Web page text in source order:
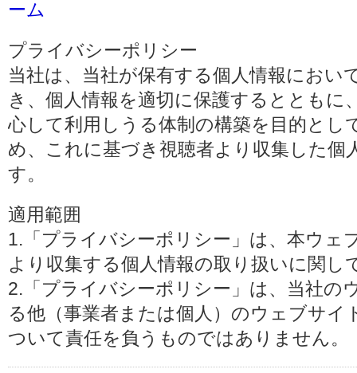
ーム
プライバシーポリシー
当社は、当社が保有する個人情報におい
き、個人情報を適切に保護するとともに
心して利用しうる体制の構築を目的とし
め、これに基づき視聴者より収集した個
す。
適用範囲
1.「プライバシーポリシー」は、本ウェ
より収集する個人情報の取り扱いに関し
2.「プライバシーポリシー」は、当社の
る他（事業者または個人）のウェブサイ
ついて責任を負うものではありません。